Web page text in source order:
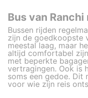
Bus van
Bussen rijden
zijn de goedkoopste
meestal laag, maar
altijd comfortabel
met beperkte
vertragingen. Ook is
soms een gedoe. Dit
voor wie zijn reis